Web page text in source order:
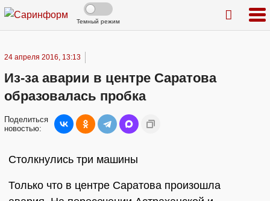
Темный режим
24 апреля 2016, 13:13
Из-за аварии в центре Саратова
образовалась пробка
Поделиться
новостью:
Столкнулись три машины
Только что в центре Саратова произошла